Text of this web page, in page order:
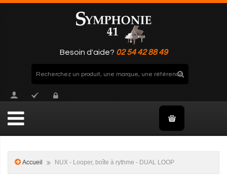
Besoin d'aide? 02 54 42 88 49
Accueil NUX - Looper, boîte à rythme - DUAL LOOP